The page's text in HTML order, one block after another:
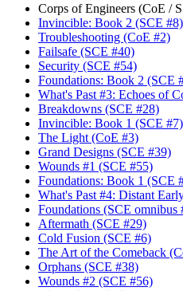
Corps of Engineers (CoE /
Invincible: Book 2 (SCE #8)
Troubleshooting (CoE #2)
Failsafe (SCE #40)
Security (SCE #54)
Foundations: Book 2 (SCE
What's Past #3: Echoes of
Breakdowns (SCE #28)
Invincible: Book 1 (SCE #7)
The Light (CoE #3)
Grand Designs (SCE #39)
Wounds #1 (SCE #55)
Foundations: Book 1 (SCE
What's Past #4: Distant
Foundations (SCE omnibus
Aftermath (SCE #29)
Cold Fusion (SCE #6)
The Art of the Comeback
Orphans (SCE #38)
Wounds #2 (SCE #56)